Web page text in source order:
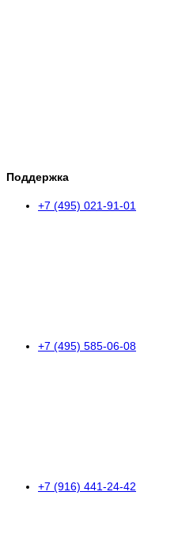
Поддержка
+7 (495) 021-91-01
+7 (495) 585-06-08
+7 (916) 441-24-42